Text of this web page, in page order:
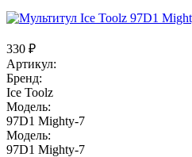
330 ₽
Артикул:
Бренд:
Ice Toolz
Модель:
97D1 Mighty-7
Модель:
97D1 Mighty-7